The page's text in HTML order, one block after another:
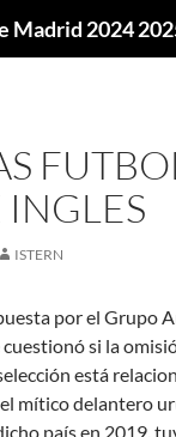
INGLES
ISTERN
por el Grupo
si la
está
mítico delantero
país en 2019,